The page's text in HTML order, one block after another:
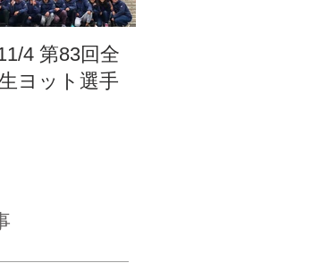
4 第83回全
ヨット選手